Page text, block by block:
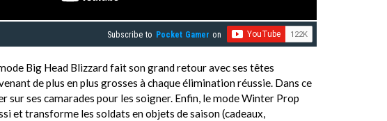
Subscribe to Pocket Gamer on
Big Head Blizzard fait son grand retour avec ses têtes
de plus en plus grosses à chaque élimination réussie. Dans ce
sur ses camarades pour les soigner. Enfin, le mode Winter Prop
et transforme les soldats en objets de saison (cadeaux,